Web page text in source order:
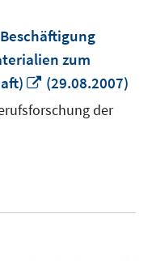
zum
In
neuem
Fenster
(29.08.2007)
der